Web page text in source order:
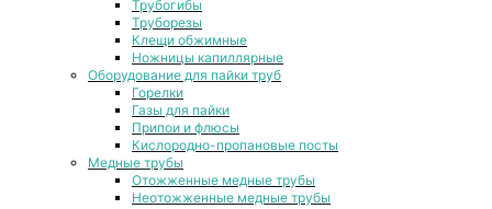
Трубогибы
Труборезы
Клещи обжимные
Ножницы капиллярные
Оборудование для пайки труб
Горелки
Газы для пайки
Припои и флюсы
Кислородно-пропановые посты
Медные трубы
Отожженные медные трубы
Неотожженные медные трубы